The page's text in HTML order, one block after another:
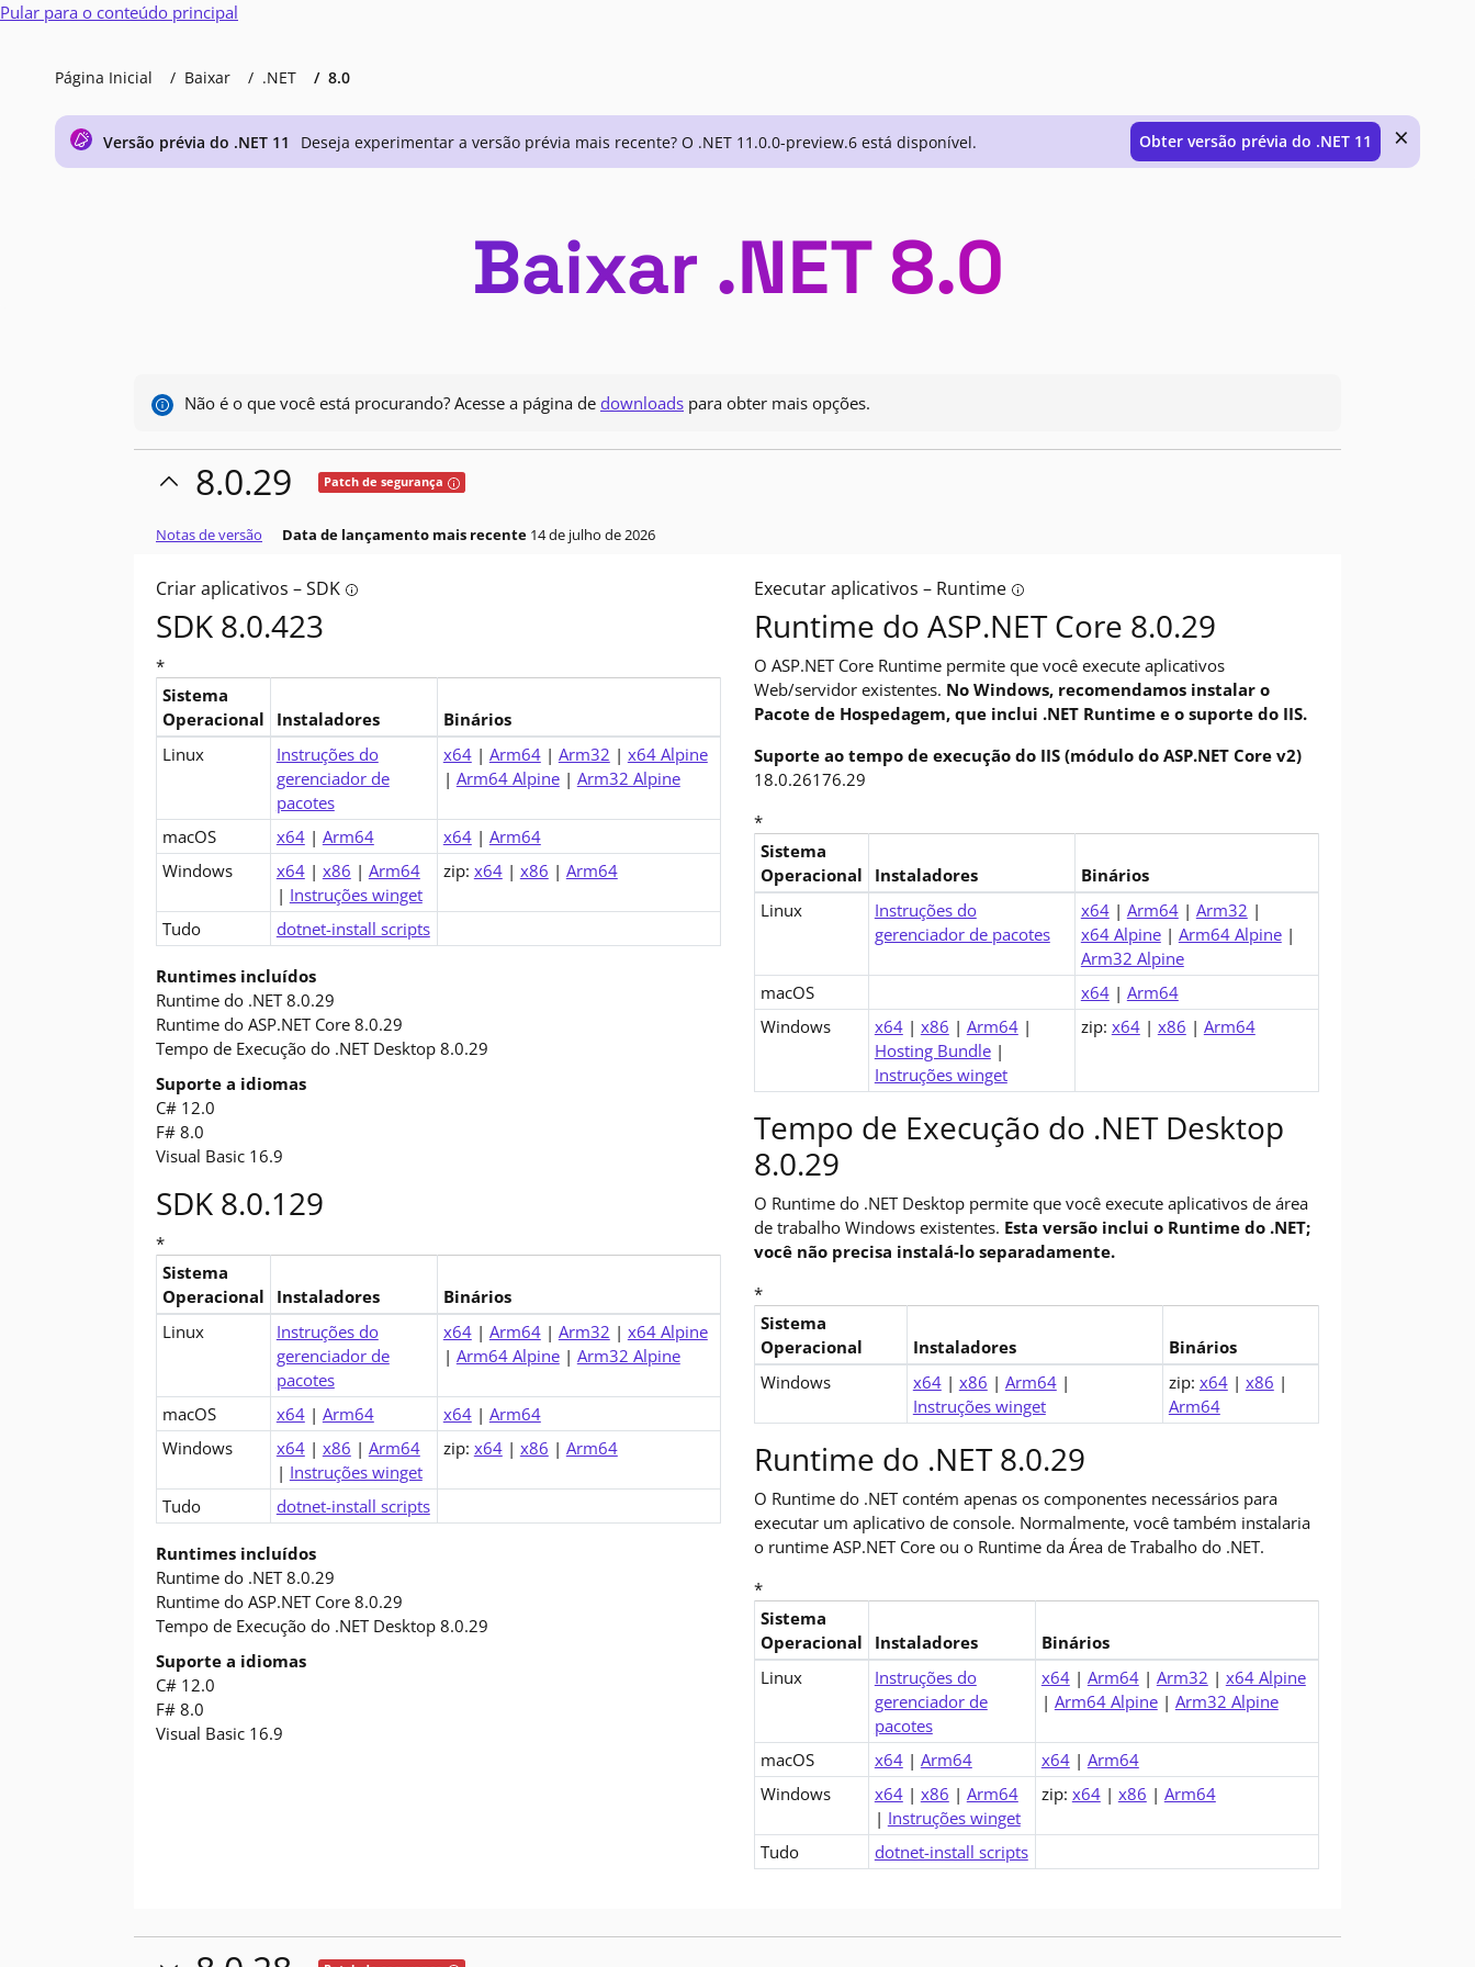
Pular para o conteúdo principal
Página Inicial Baixar .NET 8.0
Versão prévia do .NET 11 Deseja experimentar a versão prévia mais recente? O .NET 11.0.0-preview.6 está disponível. Obter versão prévia do .NET 11 ×
Baixar .NET 8.0
Não é o que você está procurando? Acesse a página de downloads para obter mais opções.
8.0.29 Patch de segurança Tooltip: Esta versão contém correções para problemas de segurança. Se estiver usando uma versão mais antiga do patch, você deve atualizar para obter essas correções.
Notas de versão Data de lançamento mais recente 14 de julho de 2026
Criar aplicativos – SDK Tooltip: Deseja criar aplicativos? O SDK (Software Development Kit) inclui tudo o que você precisa para criar e executar aplicativos .NET, usando
SDK 8.0.423
*
Downloads para .NET 8.0 SDK (v8.0.423)
Sistema
Operacional
Instaladores
Binários
Linux
Instruções do
gerenciador de
pacotes
x64| Arm64| Arm32 | x64 Alpine
| Arm64 Alpine| Arm32 Alpine
macOS x64| Arm64 x64| Arm64
Windows
x64| x86 | Arm64
| Instruções winget
zip: x64| x86 | Arm64
Tudo dotnet-install scripts
Runtimes incluídos
Runtime do .NET 8.0.29
Runtime do ASP.NET Core 8.0.29
Tempo de Execução do .NET Desktop 8.0.29
Suporte a idiomas
C# 12.0
F# 8.0
Visual Basic 16.9
SDK 8.0.129
*
Downloads para .NET 8.0 SDK (v8.0.129)
Sistema
Operacional
Instaladores
Binários
Linux
Instruções do
gerenciador de
pacotes
x64| Arm64| Arm32 | x64 Alpine
| Arm64 Alpine| Arm32 Alpine
macOS x64| Arm64 x64| Arm64
Windows
x64| x86 | Arm64
| Instruções winget
zip: x64| x86 | Arm64
Tudo dotnet-install scripts
Runtimes incluídos
Runtime do .NET 8.0.29
Runtime do ASP.NET Core 8.0.29
Tempo de Execução do .NET Desktop 8.0.29
Suporte a idiomas
C# 12.0
F# 8.0
Visual Basic 16.9
Executar aplicativos – Runtime Tooltip: Deseja executar aplicativos? O runtime inclui tudo o
Runtime do ASP.NET Core 8.0.29
O ASP.NET Core Runtime permite que você execute aplicativos
Web/servidor existentes. No Windows, recomendamos instalar o
Pacote de Hospedagem, que inclui .NET Runtime e o suporte do IIS.
Suporte ao tempo de execução do IIS (módulo do ASP.NET Core v2)
18.0.26176.29
*
Downloads para ASP.NET Core 8.0 Runtime (v8.0.29)
Sistema
Operacional
Instaladores
Binários
Linux
Instruções do
gerenciador de pacotes
x64| Arm64| Arm32 |
x64 Alpine| Arm64 Alpine|
Arm32 Alpine
macOS
x64| Arm64
Windows
x64| x86 | Arm64|
Hosting Bundle|
Instruções winget
zip: x64| x86 | Arm64
Tempo de Execução do .NET Desktop
8.0.29
O Runtime do .NET Desktop permite que você execute aplicativos de área
de trabalho Windows existentes. Esta versão inclui o Runtime do .NET;
você não precisa instalá-lo separadamente.
*
Downloads para .NET 8.0 Desktop Runtime (v8.0.29)
Sistema
Operacional
Instaladores
Binários
Windows
x64| x86 | Arm64|
Instruções winget
zip: x64| x86 |
Arm64
Runtime do .NET 8.0.29
O Runtime do .NET contém apenas os componentes necessários para
executar um aplicativo de console. Normalmente, você também instalaria
o runtime ASP.NET Core ou o Runtime da Área de Trabalho do .NET.
*
Downloads para .NET 8.0 Runtime (v8.0.29)
Sistema
Operacional
Instaladores
Binários
Linux
Instruções do
gerenciador de
pacotes
x64| Arm64| Arm32 | x64 Alpine
| Arm64 Alpine| Arm32 Alpine
macOS x64| Arm64 x64| Arm64
Windows
x64| x86 | Arm64
| Instruções winget
zip: x64| x86 | Arm64
Tudo dotnet-install scripts